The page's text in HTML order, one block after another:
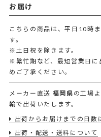
お届け
こちらの商品は、平日10時
す。
※土日祝を除きます。
※繁忙期など、最短営業日に
めご了承ください。
メーカー直送 福岡県 の工場よ
輸で出荷いたします。
出荷からお届けまでの日数
出荷・配送・送料について